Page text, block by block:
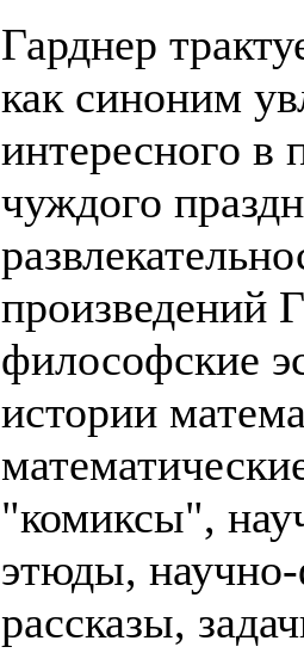
Гарднер
как синоним
интересного в
чуждого
произведений
философские
истории
"комиксы",
этюды,
рассказы,